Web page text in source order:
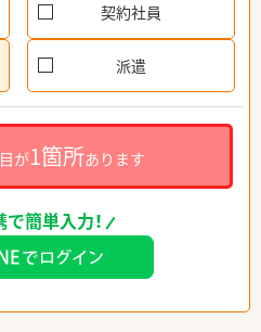
契約社員
派遣
が1箇所あります
簡単入力！